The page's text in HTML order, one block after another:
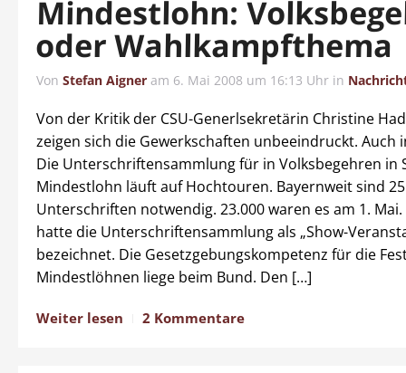
Mindestlohn:
oder Wahlkampfthema
Von Stefan Aigner am 6. Mai 2008 um 16:13 Uhr in
Von der Kritik der CSU-Generlsekretärin Christine
zeigen sich die Gewerkschaften unbeeindruckt. Auch
Die Unterschriftensammlung für in Volksbegehren in
Mindestlohn läuft auf Hochtouren. Bayernweit sind
Unterschriften notwendig. 23.000 waren es am 1.
hatte die Unterschriftensammlung als „Show-
bezeichnet. Die Gesetzgebungskompetenz für die
Mindestlöhnen liege beim Bund. Den […]
Weiter lesen 2 Kommentare